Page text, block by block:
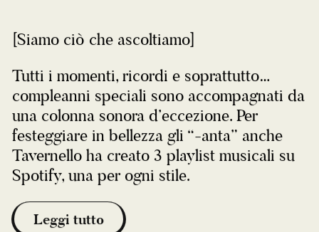
[Siamo ciò che ascoltiamo]
Tutti i momenti, ricordi e soprattutto…
compleanni speciali sono accompagnati da
una colonna sonora d’eccezione. Per
festeggiare in bellezza gli “-anta” anche
Tavernello ha creato 3 playlist musicali su
Spotify, una per ogni stile.
Leggi tutto